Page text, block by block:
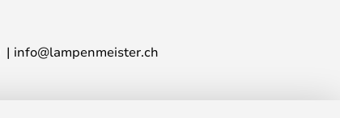
info@lampenmeister.ch